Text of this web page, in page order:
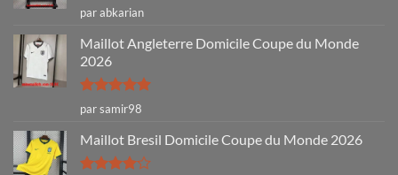
Note5sur
5
par abkarian
Maillot Angleterre Domicile Coupe du Monde
2026
Note5sur
5
par samir98
Maillot Bresil Domicile Coupe du Monde 2026